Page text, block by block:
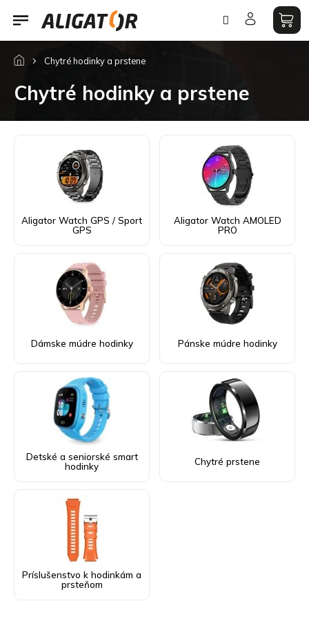
Prejsť
obsah
Chytré hodinky a prstene
Chytré hodinky a prstene
Aligator Watch GPS / Sport
GPS
Aligator Watch AMOLED
PRO
Dámske múdre hodinky Pánske múdre hodinky
Detské a seniorské smart
hodinky
Chytré prstene
Príslušenstvo k hodinkám a
prsteňom